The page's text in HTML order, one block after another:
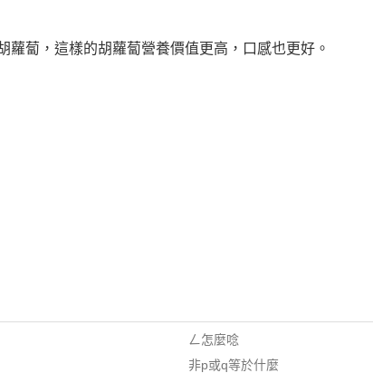
蘿蔔，這樣的胡蘿蔔營養價值更高，口感也更好。
ㄥ怎麼唸
非p或q等於什麼